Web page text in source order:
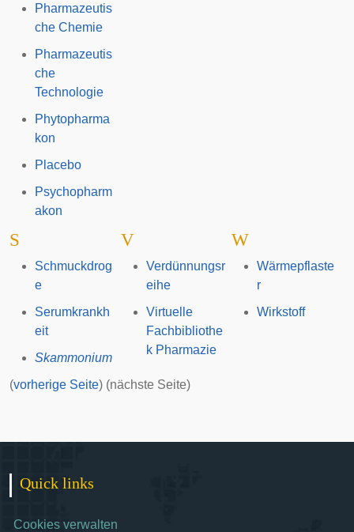
Pharmazeutis
che Chemie
Pharmazeutis
che
Technologie
Phytopharma
kon
Placebo
Psychopharm
akon
S
Schmuckdrog
e
Serumkrankh
eit
Skammonium
V
Verdünnungsr
eihe
Virtuelle
Fachbibliothe
k Pharmazie
W
Wärmepflaste
r
Wirkstoff
(vorherige Seite) (nächste Seite)
Quick links
Cookies verwalten